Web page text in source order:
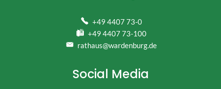
+49 4407 73-0
+49 4407 73-100
rathaus@wardenburg.de
Social Media